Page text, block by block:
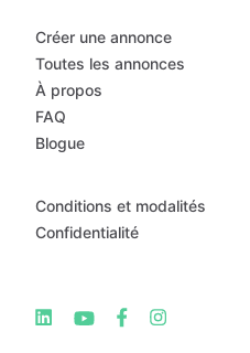
Créer une annonce
Toutes les annonces
À propos
FAQ
Blogue
Conditions et modalités
Confidentialité